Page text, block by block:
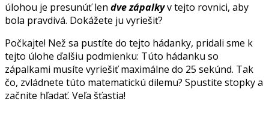
úlohou je presunúť len dve zápalkyv tejto rovnici, aby
bola pravdivá. Dokážete ju vyriešiť?
Počkajte! Než sa pustíte do tejto hádanky, pridali sme k
tejto úlohe ďalšiu podmienku: Túto hádanku so
zápalkami musíte vyriešiť maximálne do 25 sekúnd. Tak
čo, zvládnete túto matematickú dilemu? Spustite stopky a
začnite hľadať. Veľa šťastia!